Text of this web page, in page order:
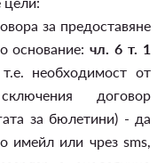
за предоставяне
основание: чл. 6 т. 1
необходимост от
договор
за бюлетини) - да
имейл или чрез sms,